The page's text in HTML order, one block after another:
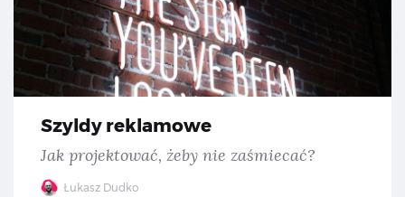
Szyldy reklamowe
Jak projektować, żeby nie zaśmiecać?
Łukasz Dudko